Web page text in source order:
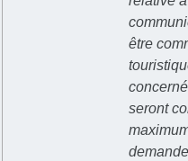
être
seront